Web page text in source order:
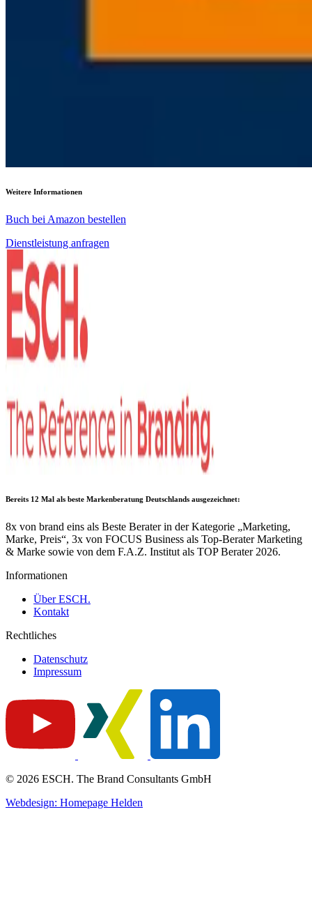
Weitere Informationen
Buch bei Amazon bestellen
Dienstleistung anfragen
Bereits 12 Mal als beste Markenberatung Deutschlands ausgezeichnet:
8x von brand eins als Beste Berater in der Kategorie „Marketing,
Marke, Preis“, 3x von FOCUS Business als Top-Berater Marketing
& Marke sowie von dem F.A.Z. Institut als TOP Berater 2026.
Informationen
Über ESCH.
Kontakt
Rechtliches
Datenschutz
Impressum
© 2026 ESCH. The Brand Consultants GmbH
Webdesign: Homepage Helden